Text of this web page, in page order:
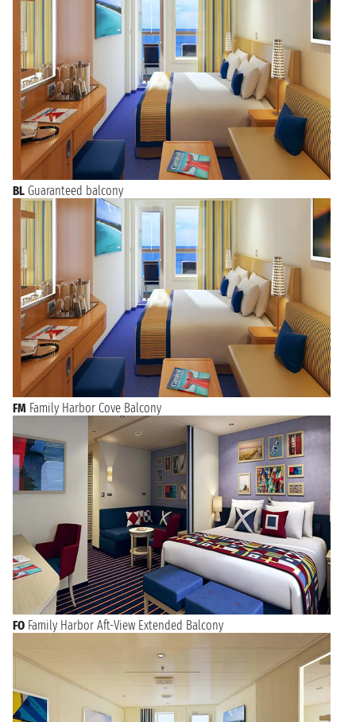
BL Guaranteed balcony
FM Family Harbor Cove Balcony
FO Family Harbor Aft-View Extended Balcony